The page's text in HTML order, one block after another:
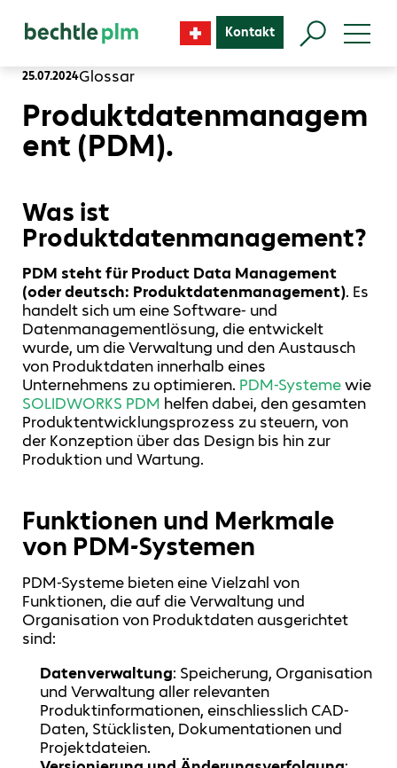
Kontakt
25.07.2024Glossar
Produktdatenmanagem
ent (PDM).
Was ist
Produktdatenmanagement?
PDM steht für Product Data Management
(oder deutsch: Produktdatenmanagement). Es
handelt sich um eine Software- und
Datenmanagementlösung, die entwickelt
wurde, um die Verwaltung und den Austausch
von Produktdaten innerhalb eines
Unternehmens zu optimieren. PDM-Systemewie
SOLIDWORKS PDM helfen dabei, den gesamten
Produktentwicklungsprozess zu steuern, von
der Konzeption über das Design bis hin zur
Produktion und Wartung.
Funktionen und Merkmale
von PDM-Systemen
PDM-Systeme bieten eine Vielzahl von
Funktionen, die auf die Verwaltung und
Organisation von Produktdaten ausgerichtet
sind:
Datenverwaltung: Speicherung, Organisation
und Verwaltung aller relevanten
Produktinformationen, einschliesslich CAD-
Daten, Stücklisten, Dokumentationen und
Projektdateien.